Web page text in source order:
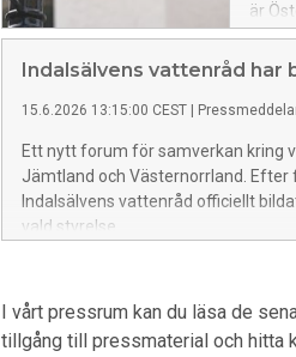
är
driva
och
Indalsälvens vattenråd har
15.6.2026 13:15:00 CEST
Ett nytt forum för samverkan kring
Jämtland och Västernorrland.
Indalsälvens vattenråd officiellt
vald styrelse.
I vårt pressrum kan du läsa de
tillgång till pressmaterial och hitta